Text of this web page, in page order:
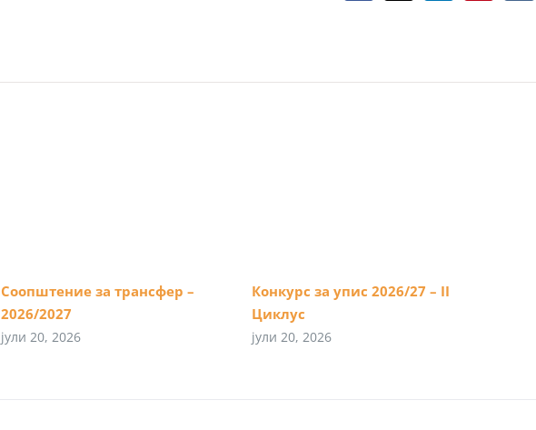
Соопштение за трансфер –
2026/2027
јули 20, 2026
Конкурс за упис 2026/27 – II
Циклус
јули 20, 2026